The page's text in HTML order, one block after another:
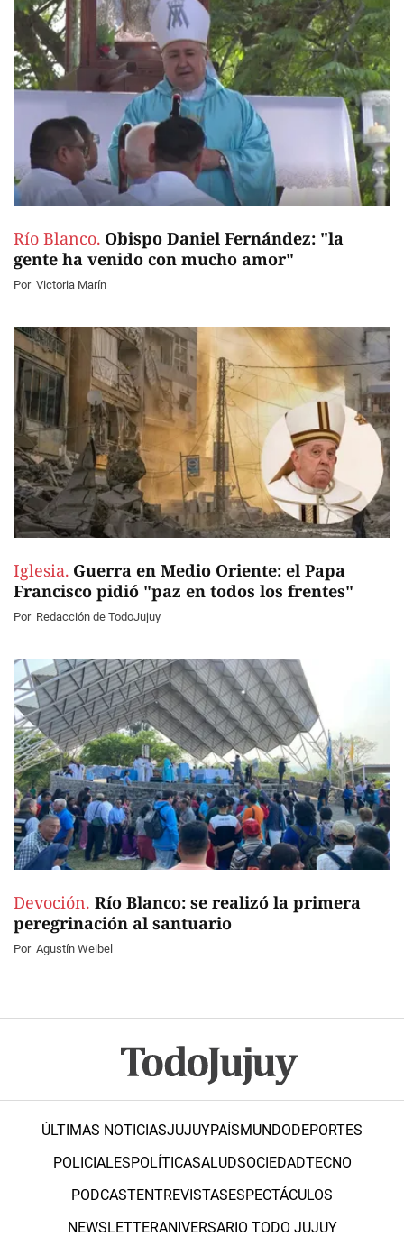
Río Blanco. Obispo Daniel Fernández: "la
gente ha venido con mucho amor"
Por Victoria Marín
Iglesia. Guerra en Medio Oriente: el Papa
Francisco pidió "paz en todos los frentes"
Por Redacción de TodoJujuy
Devoción. Río Blanco: se realizó la primera
peregrinación al santuario
Por Agustín Weibel
ÚLTIMAS NOTICIASJUJUYPAÍSMUNDODEPORTES
POLICIALESPOLÍTICASALUDSOCIEDADTECNO
PODCASTENTREVISTASESPECTÁCULOS
NEWSLETTERANIVERSARIO TODO JUJUY